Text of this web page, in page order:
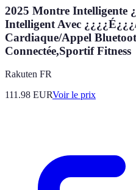
2025 Montre Intelligente
Intelligent Avec
Cardiaque/Appel
Connectée,Sportif Fitness
Rakuten FR
111.98 EURVoir le prix